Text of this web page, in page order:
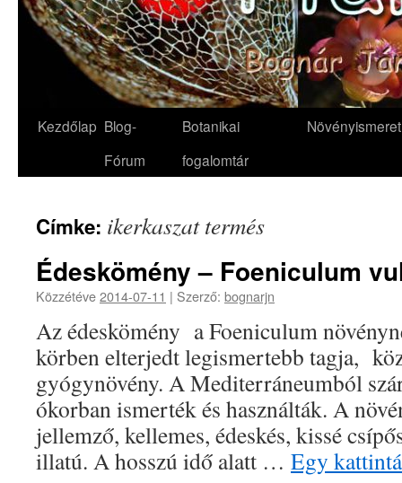
Kezdőlap Blog-
Fórum
Botanikai
fogalomtár
Növényismeret
Címke: ikerkaszat termés
Édeskömény – Foeniculum
Közzétéve2014-07-11 | Szerző: bognarjn
Az édeskömény a Foeniculum
körben elterjedt legismertebb tagja,
gyógynövény. A Mediterráneumból
ókorban ismerték és használták. A
jellemző, kellemes, édeskés, kissé
illatú. A hosszú idő alatt … Egy